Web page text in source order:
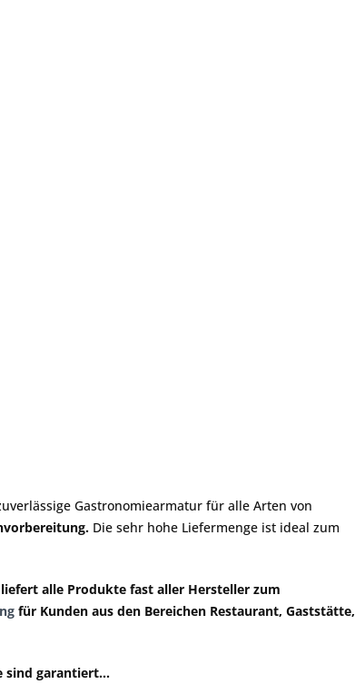
Gastronomiearmatur für alle Arten von
Die sehr hohe Liefermenge ist ideal zum
alle Produkte fast aller Hersteller zum
für Kunden aus den Bereichen Restaurant, Gaststätte,
sind garantiert...